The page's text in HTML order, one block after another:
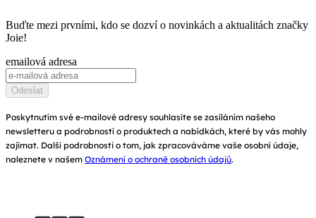
Dětské postýlky a kolébky
Záruka
Návod k obsluze
Mapa stránek
Najít obchody
Zaregistrujte svůj výrobek
Buďte mezi prvními, kdo se dozví o novinkách a aktualitách značky
Joie!
emailová adresa
Odeslat
Poskytnutím své e-mailové adresy souhlasíte se zasíláním našeho
newsletteru a podrobností o produktech a nabídkách, které by vás mohly
zajímat. Další podrobnosti o tom, jak zpracováváme vaše osobní údaje,
naleznete v našem Oznámení o ochraně osobních údajů.